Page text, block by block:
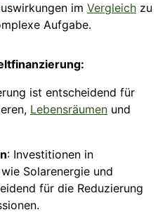
im Vergleich zu
Aufgabe.
ist entscheidend für
Lebensräumen und
: Investitionen in
Solarenergie und
für die Reduzierung